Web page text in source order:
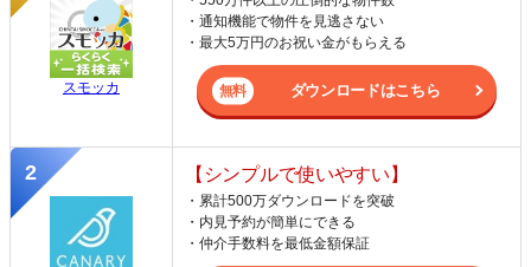
スモッカ
・通知機能で物件を見逃さない
・最大5万円のお祝い金がもらえる
ダウンロードはこちら
【シンプルで使いやすい】
・累計500万ダウンロードを突破
・内見予約が簡単にできる
・仲介手数料を最低金額保証